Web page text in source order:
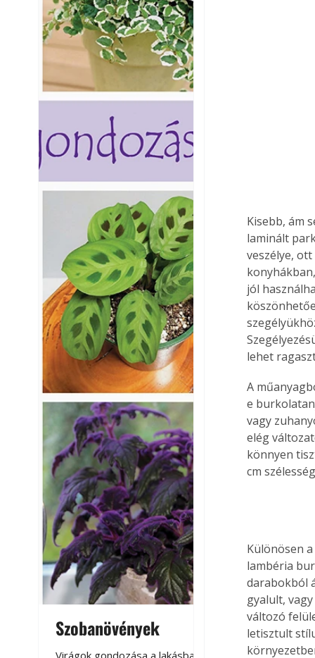
Szobanövények
Virágoskert:
teraszon,
Kisebb, ám
laminált
veszélye,
jól
lehet
A
e
vagy
elég
könnyen
cm
Különösen
lambéria
darabokból
gyalult,
változó
letisztult